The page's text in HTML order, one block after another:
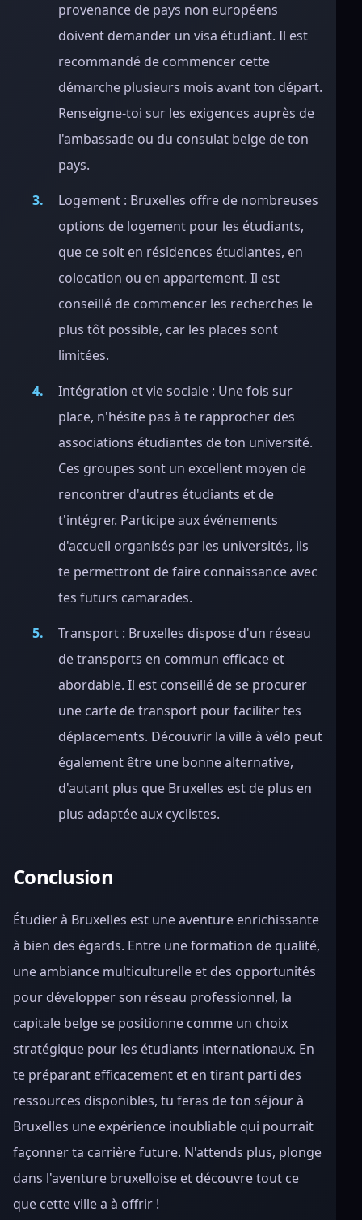
provenance de pays non européens
doivent demander un visa étudiant. Il est
recommandé de commencer cette
démarche plusieurs mois avant ton départ.
Renseigne-toi sur les exigences auprès de
l'ambassade ou du consulat belge de ton
pays.
Logement : Bruxelles offre de nombreuses
options de logement pour les étudiants,
que ce soit en résidences étudiantes, en
colocation ou en appartement. Il est
conseillé de commencer les recherches le
plus tôt possible, car les places sont
limitées.
Intégration et vie sociale : Une fois sur
place, n'hésite pas à te rapprocher des
associations étudiantes de ton université.
Ces groupes sont un excellent moyen de
rencontrer d'autres étudiants et de
t'intégrer. Participe aux événements
d'accueil organisés par les universités, ils
te permettront de faire connaissance avec
tes futurs camarades.
Transport : Bruxelles dispose d'un réseau
de transports en commun efficace et
abordable. Il est conseillé de se procurer
une carte de transport pour faciliter tes
déplacements. Découvrir la ville à vélo peut
également être une bonne alternative,
d'autant plus que Bruxelles est de plus en
plus adaptée aux cyclistes.
Conclusion
Étudier à Bruxelles est une aventure enrichissante
à bien des égards. Entre une formation de qualité,
une ambiance multiculturelle et des opportunités
pour développer son réseau professionnel, la
capitale belge se positionne comme un choix
stratégique pour les étudiants internationaux. En
te préparant efficacement et en tirant parti des
ressources disponibles, tu feras de ton séjour à
Bruxelles une expérience inoubliable qui pourrait
façonner ta carrière future. N'attends plus, plonge
dans l'aventure bruxelloise et découvre tout ce
que cette ville a à offrir !